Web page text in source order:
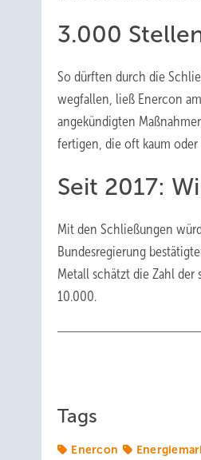
3.000
So dürften durch die
wegfallen, ließ Enercon
angekündigten
fertigen, die oft kaum
Seit 2017:
Mit den Schließungen
Bundesregierung
Metall schätzt die Zahl der
10.000.
Tags
Enercon